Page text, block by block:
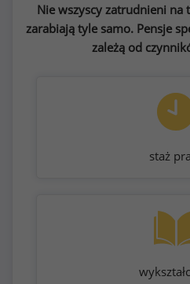
Nie wszyscy zatrudnieni
zarabiają tyle samo. Pensje
zależą od
staż